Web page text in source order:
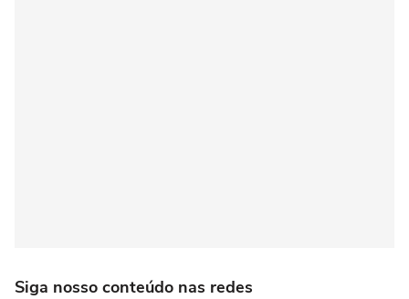
Siga nosso conteúdo nas redes